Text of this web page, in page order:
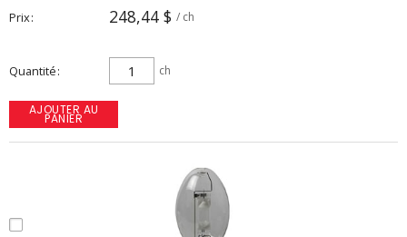
Prix 248,44 $ / ch
Quantité ch
AJOUTER AU
PANIER